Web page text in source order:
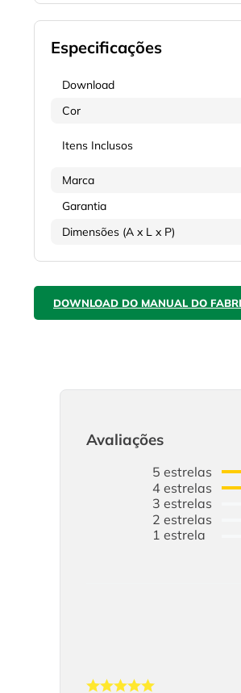
Especificações
Download
Cor
Itens Inclusos
Marca
Garantia
Dimensões (A x L x P)
DOWNLOAD DO MANUAL DO
Avaliações
5estrelas
4estrelas
3estrelas
2estrelas
1estrela